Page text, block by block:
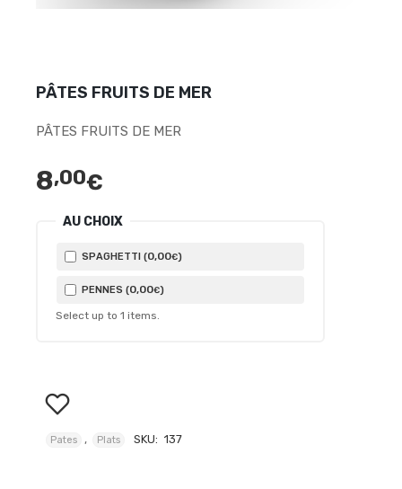
PÂTES FRUITS DE MER
PÂTES FRUITS DE MER
8,00€
AU CHOIX
SPAGHETTI (0,00€)
PENNES (0,00€)
Select up to 1 items.
Pates , Plats SKU: 137